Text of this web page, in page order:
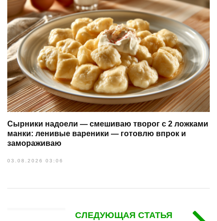
Сырники надоели — смешиваю творог с 2 ложками
манки: ленивые вареники — готовлю впрок и
замораживаю
03.08.2026 03:06
СЛЕДУЮЩАЯ СТАТЬЯ